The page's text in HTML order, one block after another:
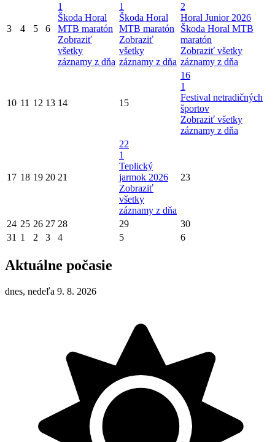
3 4 5 6
1
Škoda Horal
MTB maratón
Zobraziť
všetky
záznamy z dňa
1
Škoda Horal
MTB maratón
Zobraziť
všetky
záznamy z dňa
2
Horal Junior 2026
Škoda Horal MTB
maratón
Zobraziť všetky
záznamy z dňa
10 11 12 13 14 15
16
1
Festival netradičných
športov
Zobraziť všetky
záznamy z dňa
17 18 19 20 21
22
1
Teplický
jarmok 2026
Zobraziť
všetky
záznamy z dňa
23
24 25 26 27 28 29
30
31 1 2 3 4 5 6
Aktuálne počasie
dnes, nedeľa 9. 8. 2026